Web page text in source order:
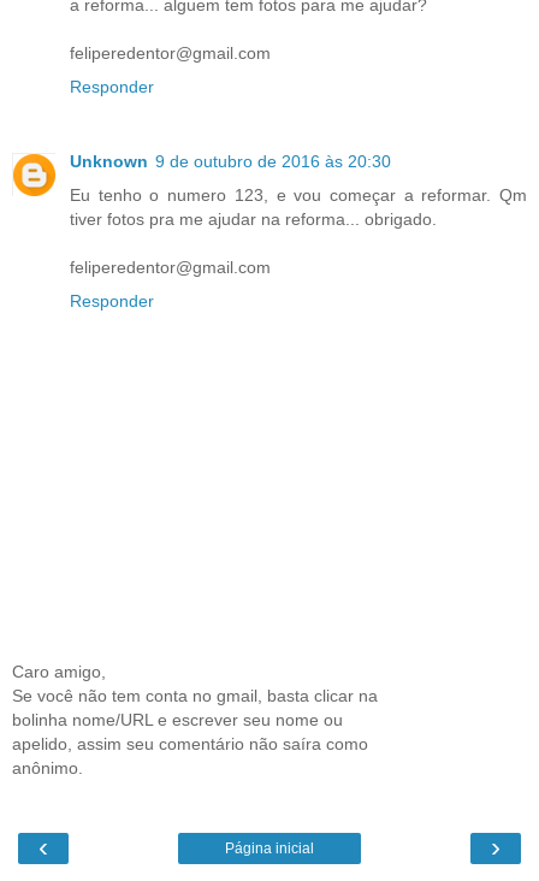
a reforma... alguem tem fotos para me ajudar?
feliperedentor@gmail.com
Responder
Unknown 9 de outubro de 2016 às 20:30
Eu tenho o numero 123, e vou começar a reformar. Qm
tiver fotos pra me ajudar na reforma... obrigado.
feliperedentor@gmail.com
Responder
Caro amigo,
Se você não tem conta no gmail, basta clicar na
bolinha nome/URL e escrever seu nome ou
apelido, assim seu comentário não saíra como
anônimo.
‹ ›
Página inicial